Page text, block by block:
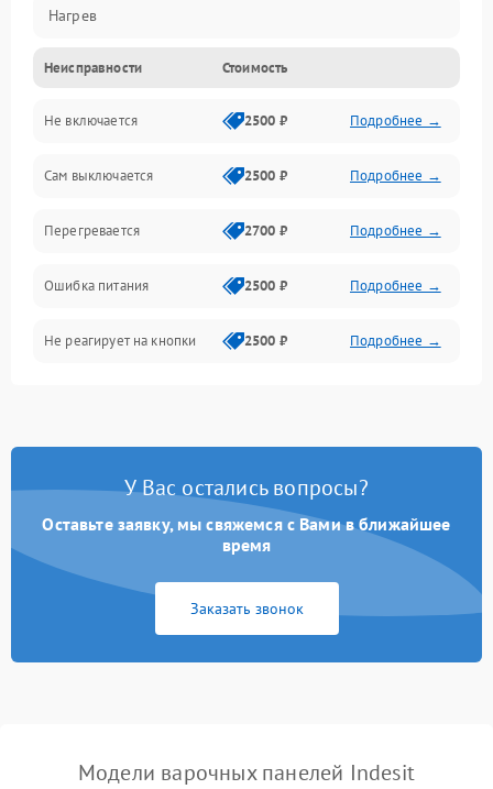
Нагрев
Неисправности Стоимость
Не включается 2500 ₽ Подробнее →
Сам выключается 2500 ₽ Подробнее →
Перегревается 2700 ₽ Подробнее →
Ошибка питания 2500 ₽ Подробнее →
Не реагирует на кнопки 2500 ₽ Подробнее →
У Вас остались вопросы?
Оставьте заявку, мы свяжемся с Вами в ближайшее
время
Заказать звонок
Модели варочных панелей Indesit